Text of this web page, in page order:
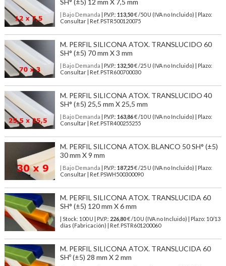
SH° (±5) 12 mm X 7,5 mm
| Bajo Demanda | P.V.P.: 113,50€ /50 U (IVA no Incluido) | Plazo:
Consultar | Ref. PSTR500120075
M. PERFIL SILICONA ATOX. TRANSLUCIDO 60
SH° (±5) 70 mm X 3 mm
| Bajo Demanda | P.V.P.: 132,50€ /25 U (IVA no Incluido) | Plazo:
Consultar | Ref. PSTR600700030
M. PERFIL SILICONA ATOX. TRANSLUCIDO 40
SH° (±5) 25,5 mm X 25,5 mm
| Bajo Demanda | P.V.P.: 163,86€ /10 U (IVA no Incluido) | Plazo:
Consultar | Ref. PSTR400255255
M. PERFIL SILICONA ATOX. BLANCO 50 SH° (±5)
30 mm X 9 mm
| Bajo Demanda | P.V.P.: 187,25€ /25 U (IVA no Incluido) | Plazo:
Consultar | Ref. PSWH500300090
M. PERFIL SILICONA ATOX. TRANSLUCIDA 60
SH° (±5) 120 mm X 6 mm
| Stock: 100 U | P.V.P.: 226,80€/10 U (IVA no Incluido)
| Plazo: 10/13
días (Fabricación) | Ref. PSTR601200060
M. PERFIL SILICONA ATOX. TRANSLUCIDA 60
SHº (±5) 28 mm X 2 mm